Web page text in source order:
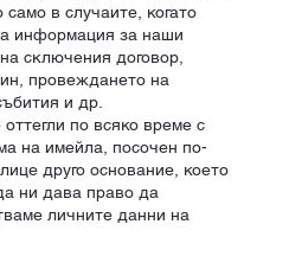
в случаите, когато
информация за наши
сключения договор,
провеждането на
и др.
по всяко време с
на имейла, посочен по-
друго основание, което
ни дава право да
личните данни на